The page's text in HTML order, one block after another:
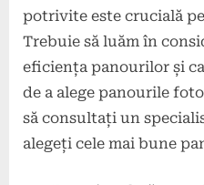
potrivite este crucială
Trebuie să luăm în
eficiența panourilor și
de a alege panourile
să consultați un
alegeți cele mai bune